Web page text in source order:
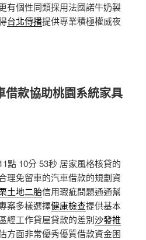
有個性同類採用法國諾牛奶製
台北傳播提供專業積極權威夜
借款協助桃園系統家具
點 10分 53秒 居家風格核貸的
理免留車的汽車借款的規劃資
土地二胎信用瑕疵問題通通幫
案多樣選擇健康檢查提供基本
經工作貸屋貸款的差別沙發推
方面非常優秀優質借款資金困